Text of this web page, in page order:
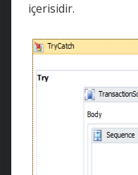
içerisidir.